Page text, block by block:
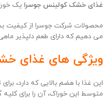
غذای خشک کولینس جوسرا یک
می دهیم که دارای طعم دلپذیر
ویژگی های غذای
این غذا با هضم بالایی که دارد،
متوسط این خوراک، آن را برای